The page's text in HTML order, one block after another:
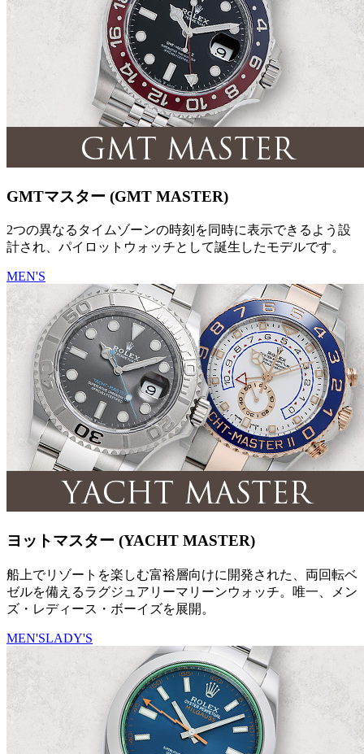
GMTマスター (GMT MASTER)
2つの異なるタイムゾーンの時刻を同時に表示できるよう設
計され、パイロットウォッチとして誕生したモデルです。
MEN'S
ヨットマスター (YACHT MASTER)
船上でリゾートを楽しむ富裕層向けに開発された、両回転ベ
ゼルを備えるラグジュアリーマリーンウォッチ。唯一、メン
ズ・レディース・ボーイズを展開。
MEN'SLADY'S